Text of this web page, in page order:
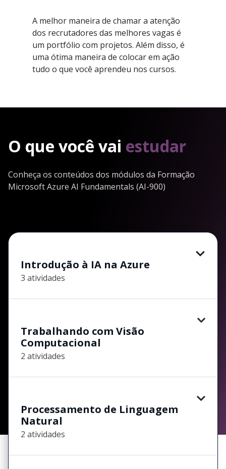
A melhor maneira de chamar a atenção
dos recrutadores das melhores vagas é
um portfólio com projetos. Além disso, é
uma ótima maneira de colocar em ação
tudo o que você aprendeu nos cursos.
O que você vai estudar
Conheça os conteúdos dos módulos da Formação
Microsoft Azure AI Fundamentals (AI-900)
Introdução à IA na Azure
3 atividades
Trabalhando com Visão
Computacional
2 atividades
Processamento de Linguagem
Natural
2 atividades